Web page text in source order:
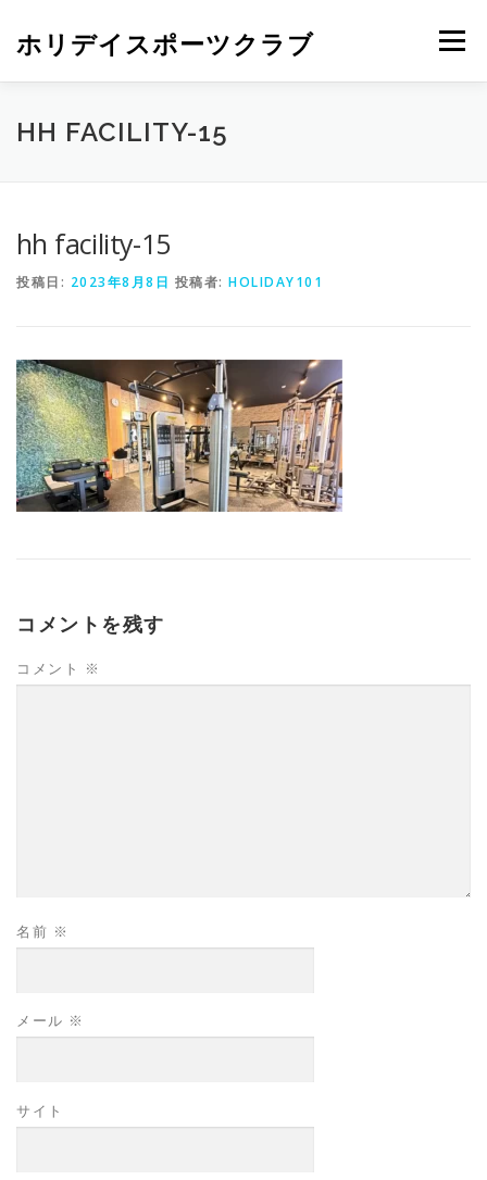
ホリデイスポーツクラブ メニュー
HH FACILITY-15
hh facility-15
投稿日: 2023年8月8日 投稿者: HOLIDAY101
コメントを残す
コメント ※
名前 ※
メール ※
サイト